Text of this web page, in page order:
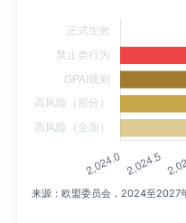
来源：欧盟委员会，2024至2027